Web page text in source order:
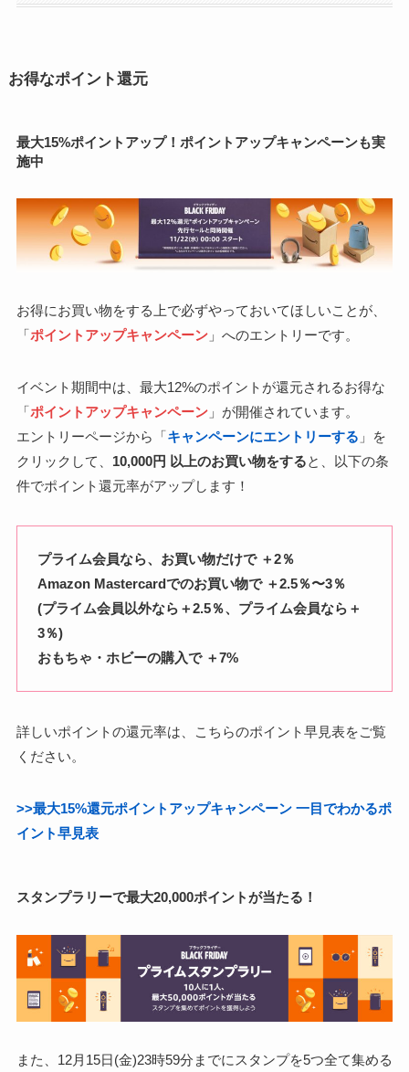
お得なポイント還元
最大15%ポイントアップ！ポイントアップキャンペーンも実
施中
お得にお買い物をする上で必ずやっておいてほしいことが、
「ポイントアップキャンペーン」へのエントリーです。
イベント期間中は、最大12%のポイントが還元されるお得な
「ポイントアップキャンペーン」が開催されています。
エントリーページから「キャンペーンにエントリーする 」を
クリックして、 10,000円 以上のお買い物をすると、以下の条
件でポイント還元率がアップします！
プライム会員なら、お買い物だけで ＋2％
Amazon Mastercardでのお買い物で ＋2.5％〜3％
(プライム会員以外なら＋2.5％、プライム会員なら＋
3％)
おもちゃ・ホビーの購入で ＋7%
詳しいポイントの還元率は、こちらのポイント早見表をご覧
ください。
>>最大15%還元ポイントアップキャンペーン 一目でわかるポ
イント早見表
スタンプラリーで最大20,000ポイントが当たる！
また、12月15日(金)23時59分までにスタンプを5つ全て集める